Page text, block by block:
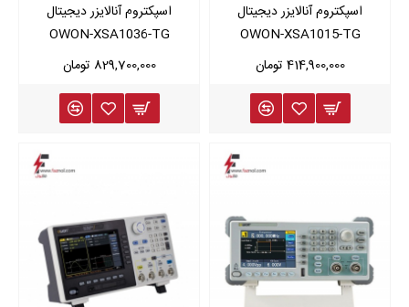
اسپکتروم آنالایزر دیجیتال
OWON-XSA1015-TG
414,900,000 تومان
اسپکتروم آنالایزر دیجیتال
OWON-XSA1036-TG
829,700,000 تومان